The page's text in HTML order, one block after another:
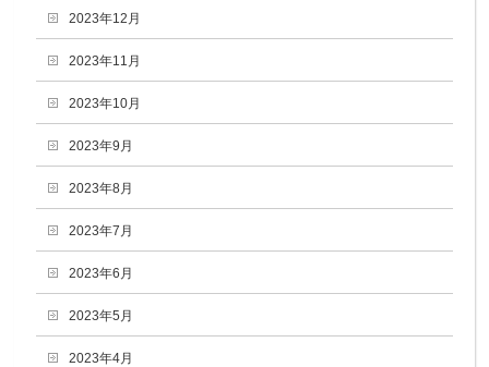
2023年12月
2023年11月
2023年10月
2023年9月
2023年8月
2023年7月
2023年6月
2023年5月
2023年4月